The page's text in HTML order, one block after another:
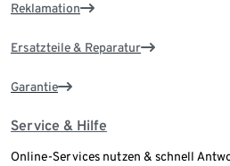
Reklamation
Ersatzteile & Reparatur
Garantie
Service & Hilfe
Online-Services nutzen & schnell